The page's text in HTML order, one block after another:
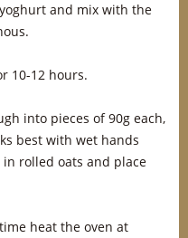
and mix with the
10-12 hours.
into pieces of 90g each,
best with wet hands
rolled oats and place
heat the oven at